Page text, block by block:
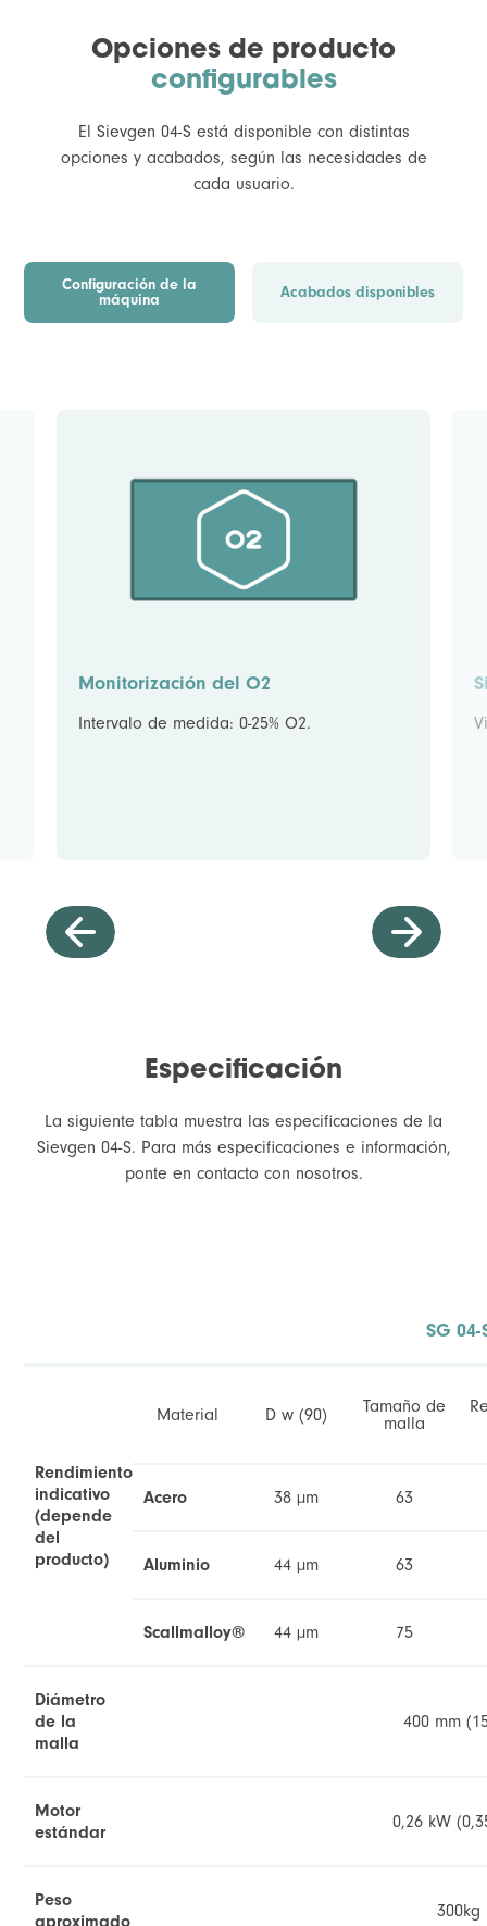
Opciones de producto
configurables
El Sievgen 04-S está disponible con distintas
opciones y acabados, según las necesidades de
cada usuario.
Configuración de la
máquina
Acabados disponibles
Monitorización del O2
Intervalo de medida: 0-25% O2.
Especificación
La siguiente tabla muestra las especificaciones de la
Sievgen 04-S. Para más especificaciones e información,
ponte en contacto con nosotros.
SG 04-
Rendimiento
indicativo
(depende
del
producto)
Material D w (90)
Tamaño de
malla
Acero 38 µm 63
Aluminio 44 µm 63
Scallmalloy® 44 µm 75
Diámetro
de la
malla
400 mm
Motor
estándar
0,26 kW
Peso
aproximado
300kg